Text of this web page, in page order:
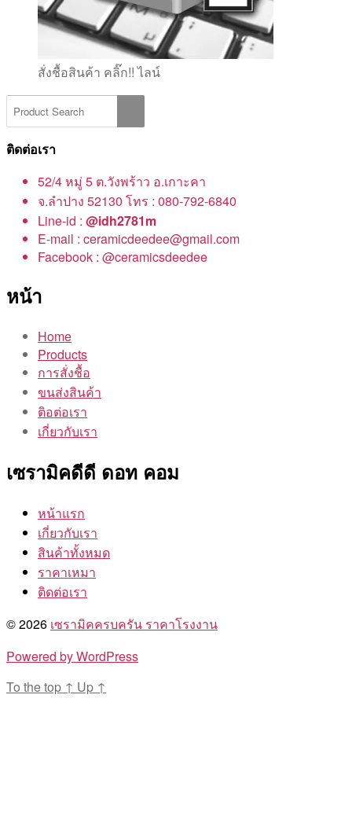
สั่งชื้อสินค้า คลิ๊ก!! ไลน์
ติดต่อเรา
52/4 หมู่ 5 ต.วังพร้าว อ.เกาะคา
จ.ลำปาง 52130 โทร : 080-792-6840
Line-id : @idh2781m
E-mail : ceramicdeedee@gmail.com
Facebook : @ceramicsdeedee
หน้า
Home
Products
การสั่งชื้อ
ขนส่งสินค้า
ติอต่อเรา
เกี่ยวกับเรา
เซรามิคดีดี ดอท คอม
หน้าแรก
เกี่ยวกับเรา
สินค้าทั้งหมด
ราคาเหมา
ติดต่อเรา
© 2026 เซรามิคครบครัน ราคาโรงงาน
Powered by WordPress
To the top ↑ Up ↑